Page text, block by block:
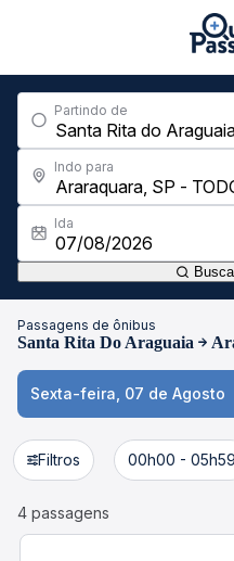
Partindo de
Indo para
Ida
Passagens de ônibus
Santa Rita Do Araguaia
Sexta-feira, 07 de Agosto
Filtros 00h00 - 05h59
4 passagens